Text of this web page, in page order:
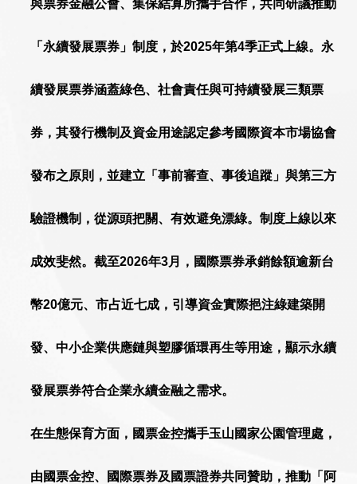
與票券金融公會、集保結算所攜手合作，共同研議推動
「永續發展票券」制度，於2025年第4季正式上線。永
續發展票券涵蓋綠色、社會責任與可持續發展三類票
券，其發行機制及資金用途認定參考國際資本市場協會
發布之原則，並建立「事前審查、事後追蹤」與第三方
驗證機制，從源頭把關、有效避免漂綠。制度上線以來
成效斐然。截至2026年3月，國際票券承銷餘額逾新台
幣20億元、市占近七成，引導資金實際挹注綠建築開
發、中小企業供應鏈與塑膠循環再生等用途，顯示永續
發展票券符合企業永續金融之需求。
在生態保育方面，國票金控攜手玉山國家公園管理處，
由國票金控、國際票券及國票證券共同贊助，推動「阿